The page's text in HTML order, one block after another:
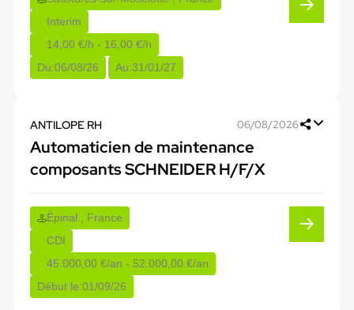
Interim
14,00 €/h - 16,00 €/h
Du:06/08/26 Au:31/01/27
ANTILOPE RH 06/08/2026
Automaticien de maintenance
composants SCHNEIDER H/F/X
Épinal , France
CDI
45.000,00 €/an - 52.000,00 €/an
Début le:01/09/26